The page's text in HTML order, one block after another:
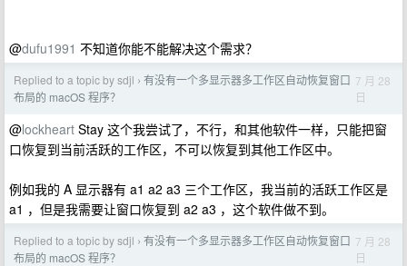
@dufu1991 不知道你能不能解决这个需求？
Replied to a topic by sdjl › 有没有一个多显示器多工作区自动恢复窗口
布局的 macOS 程序？
7 月 28
日
@lockheart Stay 这个我尝试了，不行，和其他软件一样，只能把窗
口恢复到当前活跃的工作区，不可以恢复到其他工作区中。
例如我的 A 显示器有 a1 a2 a3 三个工作区，我当前的活跃工作区是
a1 ，但是我需要让窗口恢复到 a2 a3 ，这个软件做不到。
Replied to a topic by sdjl › 有没有一个多显示器多工作区自动恢复窗口
布局的 macOS 程序？
7 月 28
日